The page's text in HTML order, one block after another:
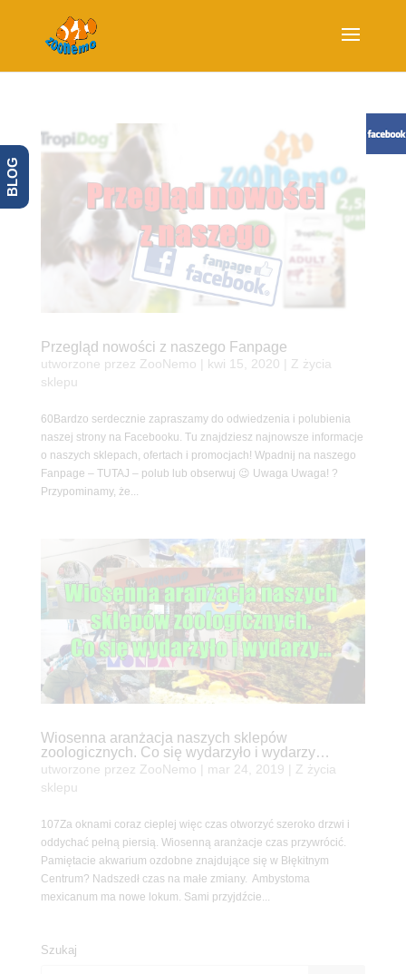
Przegląd nowości z naszego Fanpage
utworzone przez ZooNemo kwi 15, 2020
Z życia
sklepu
60Bardzo serdecznie zapraszamy do odwiedzenia i polubienia
naszej strony na Facebooku. Tu znajdziesz najnowsze informacje
o naszych sklepach, ofertach i promocjach! Wpadnij na naszego
Fanpage – TUTAJ – polub lub obserwuj 😉 Uwaga Uwaga! ?
Przypominamy, że...
Wiosenna aranżacja naszych sklepów
zoologicznych. Co się wydarzyło i wydarzy…
utworzone przez ZooNemo mar 24, 2019
Z życia
sklepu
107Za oknami coraz cieplej więc czas otworzyć szeroko drzwi i
oddychać pełną piersią. Wiosenną aranżacje czas przywrócić.
Pamiętacie akwarium ozdobne znajdujące się w Błękitnym
Centrum? Nadszedł czas na małe zmiany. Ambystoma
mexicanum ma nowe lokum. Sami przyjdźcie...
Szukaj
BLOG